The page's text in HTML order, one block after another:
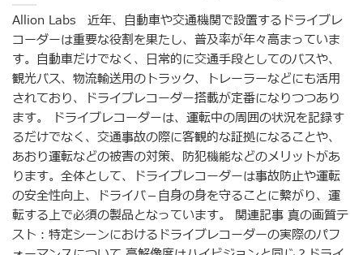
Allion Labs 近年、自動車や交通機関で設置するドライブレ
コーダーは重要な役割を果たし、普及率が年々高まっていま
す。自動車だけでなく、日常的に交通手段としてのバスや、
観光バス、物流輸送用のトラック、トレーラーなどにも活用
されており、ドライブレコーダー搭載が定番になりつつあり
ます。 ドライブレコーダーは、運転中の周囲の状況を記録す
るだけでなく、交通事故の際に客観的な証拠になることや、
あおり運転などの被害の対策、防犯機能などのメリットがあ
ります。全体として、ドライブレコーダーは事故防止や運転
の安全性向上、ドライバ－自身の身を守ることに繋がり、運
転する上で必須の製品となっています。 関連記事 真の画質テ
スト：特定シーンにおけるドライブレコーダーの実際のパフ